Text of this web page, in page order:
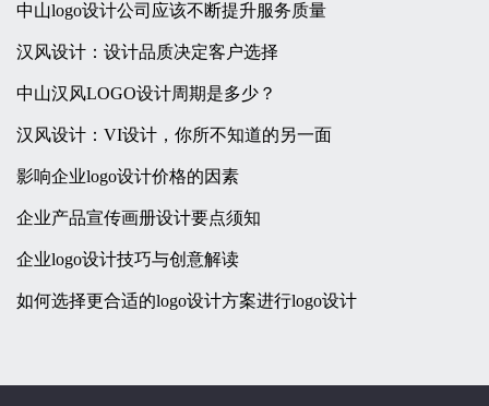
中山logo设计公司应该不断提升服务质量
汉风设计：设计品质决定客户选择
中山汉风LOGO设计周期是多少？
汉风设计：VI设计，你所不知道的另一面
影响企业logo设计价格的因素
企业产品宣传画册设计要点须知
企业logo设计技巧与创意解读
如何选择更合适的logo设计方案进行logo设计